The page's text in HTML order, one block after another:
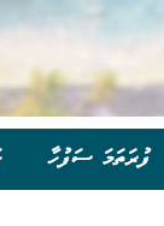
ފުރަތަމަ ސަފުހާ